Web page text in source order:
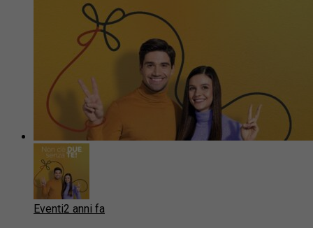
Eventi2 anni fa